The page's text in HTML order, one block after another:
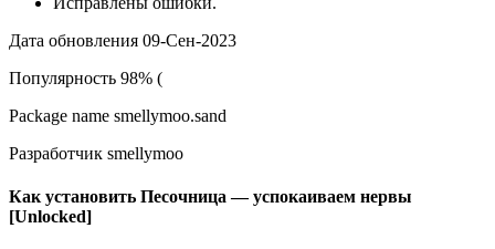
Дата обновления 09-Сен-2023
Популярность 98% (
Package name smellymoo.sand
Разработчик smellymoo
Как установить Песочница — успокаиваем нервы
[Unlocked]